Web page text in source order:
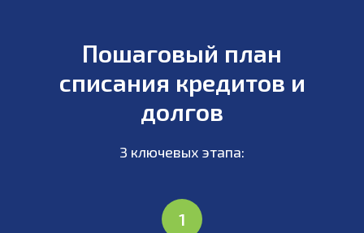
Пошаговый план
списания кредитов и
долгов
3 ключевых этапа: